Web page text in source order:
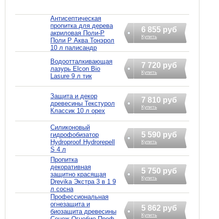
Антисептическая
пропитка для дерева
акриловая Поли-Р
Поли Р Аква Тонэрол
10 л палисандр
6 855 руб
Купить
Водоотталкивающая
лазурь Elcon Bio
Lasure 9 л тик
7 720 руб
Купить
Защита и декор
древесины Текстурол
Классик 10 л орех
7 810 руб
Купить
Силиконовый
гидрофобизатор
Hydroproof Hydrorepell
S 4 л
5 590 руб
Купить
Пропитка
декоративная
защитно красящая
Drevika Экстра 3 в 1 9
л сосна
5 750 руб
Купить
Профессиональная
огнезащита и
биозащита древесины
5 862 руб
Купить